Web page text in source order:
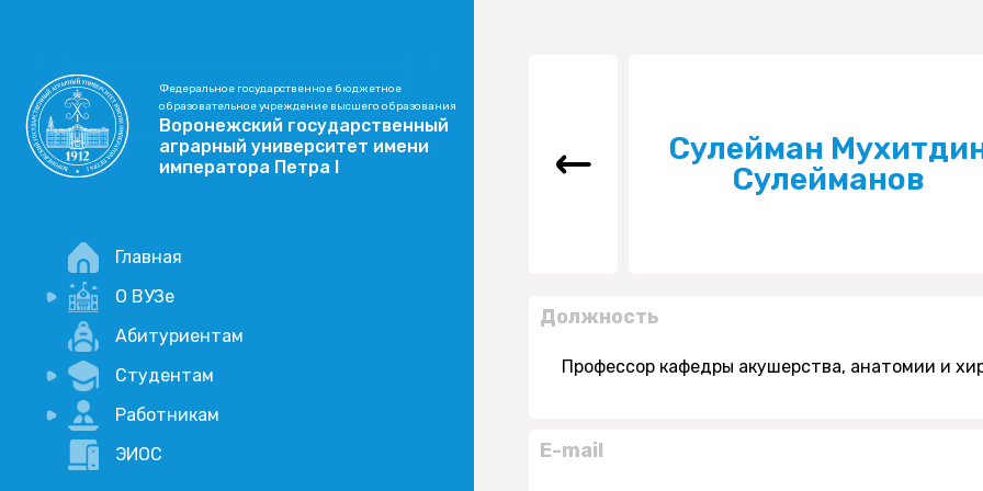
Федеральное государственное бюджетное
образовательное учреждение высшего образования
Воронежский государственный
аграрный университет имени
императора Петра I
Главная
О ВУЗе
Новости
Учебный процесс
Научная деятельность
Абитуриентам
Студентам
Портал дистанционого обучения
Академические отпуска
Работникам
Внимание, опрос!
ЭИОС
Сулейман
Сулейманов
Должность
Профессор кафедры акушерства, анатомии и
E-mail